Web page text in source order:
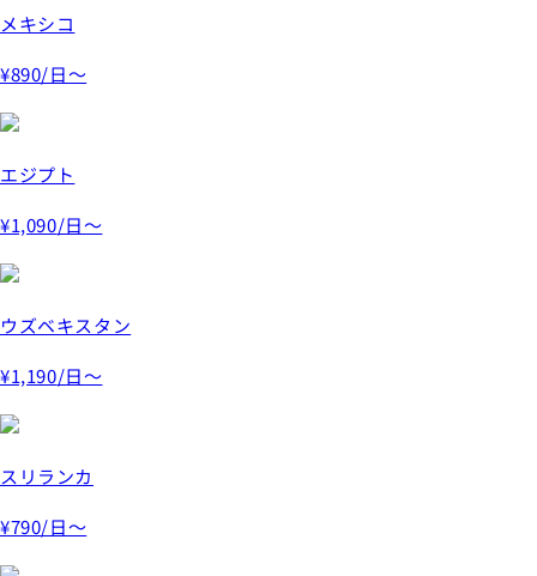
メキシコ
¥890/日～
エジプト
¥1,090/日～
ウズベキスタン
¥1,190/日～
スリランカ
¥790/日～